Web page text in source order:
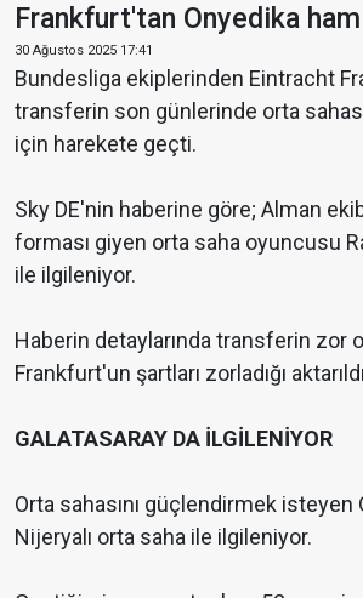
Frankfurt'tan Onyedika
30 Ağustos 2025 17:41
Bundesliga ekiplerinden Eintracht
transferin son günlerinde orta
için harekete geçti.
Sky DE'nin haberine göre; Alman
forması giyen orta saha oyuncusu
ile ilgileniyor.
Haberin detaylarında transferin zor
Frankfurt'un şartları zorladığı
GALATASARAY DA İLGİLENİYOR
Orta sahasını güçlendirmek isteyen
Nijeryalı orta saha ile ilgileniyor.